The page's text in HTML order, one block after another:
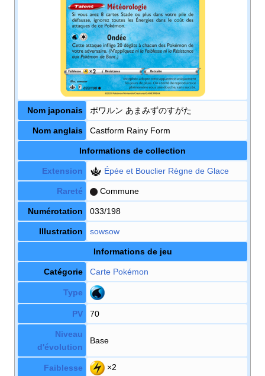
Nom japonais ポワルン あまみずのすがた
Nom anglais Castform Rainy Form
Informations de collection
Extension Épée et Bouclier Règne de Glace
Rareté Commune
Numérotation 033/198
Illustration sowsow
Informations de jeu
Catégorie Carte Pokémon
Type
PV 70
Niveau
d'évolution
Base
Faiblesse ×2